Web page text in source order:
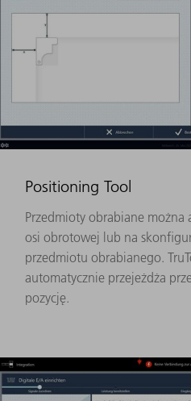
Positioning Tool
Przedmioty obrabiane można
osi obrotowej lub na
przedmiotu obrabianego.
automatycznie przejeżdża
pozycję.